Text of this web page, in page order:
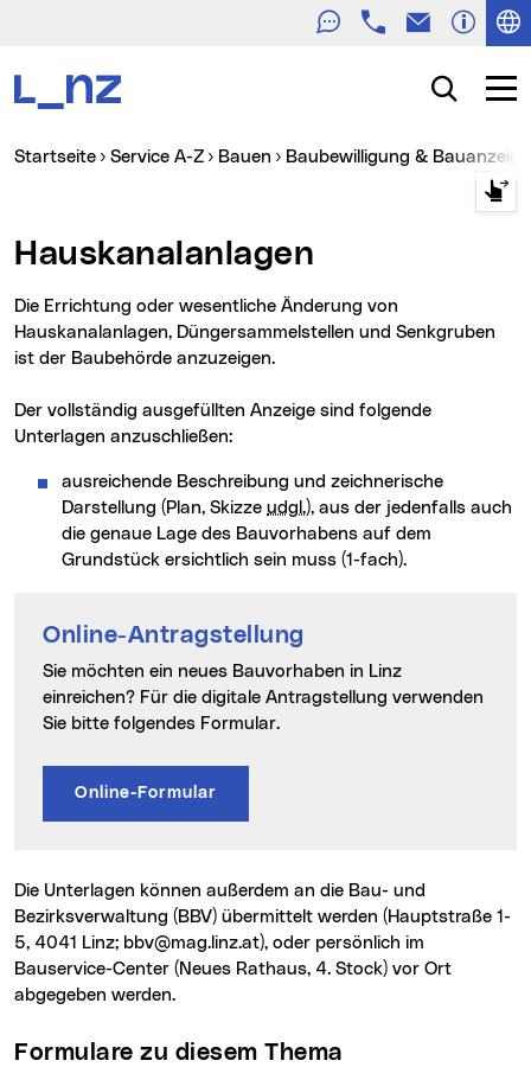
TelefonE-Mail
Suche
Sie sind hier:
Startseite Service A-Z Bauen Baubewilligung & Bauanzeige
Hauskanalanlagen
Die Errichtung oder wesentliche Änderung von
Hauskanalanlagen, Düngersammelstellen und Senkgruben
ist der Baubehörde anzuzeigen.
Der vollständig ausgefüllten Anzeige sind folgende
Unterlagen anzuschließen:
ausreichende Beschreibung und zeichnerische
Darstellung (Plan, Skizze udgl.), aus der jedenfalls auch
die genaue Lage des Bauvorhabens auf dem
Grundstück ersichtlich sein muss (1-fach).
Online-Antragstellung
Sie möchten ein neues Bauvorhaben in Linz
einreichen? Für die digitale Antragstellung verwenden
Sie bitte folgendes Formular.
Online-Formular
Die Unterlagen können außerdem an die Bau- und
Bezirksverwaltung (BBV) übermittelt werden (Hauptstraße 1-
5, 4041 Linz; bbv@mag.linz.at), oder persönlich im
Bauservice-Center (Neues Rathaus, 4. Stock) vor Ort
abgegeben werden.
Formulare zu diesem Thema